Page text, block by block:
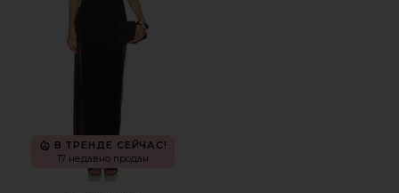
В ТРЕНДЕ СЕЙЧАС!
17 недавно продан